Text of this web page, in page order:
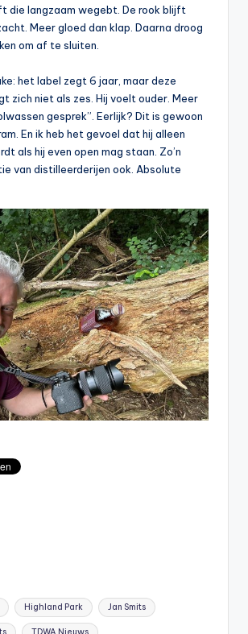
die langzaam wegebt. De rook blijft
Meer gloed dan klap. Daarna droog
om af te sluiten.
het label zegt 6 jaar, maar deze
zich niet als zes. Hij voelt ouder. Meer
gesprek”. Eerlijk? Dit is gewoon
En ik heb het gevoel dat hij alleen
als hij even open mag staan. Zo’n
van distilleerderijen ook. Absolute
Highland Park Jan Smits